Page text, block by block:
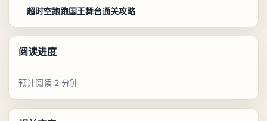
超时空跑跑国王舞台通关攻略
阅读进度
预计阅读 2 分钟